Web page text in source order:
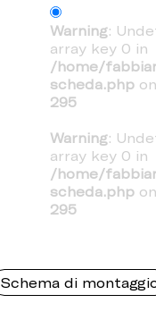
Warning:
array key 0 in
/home/
scheda.php
295
Warning:
array key 0 in
/home/
scheda.php
295
Schema di